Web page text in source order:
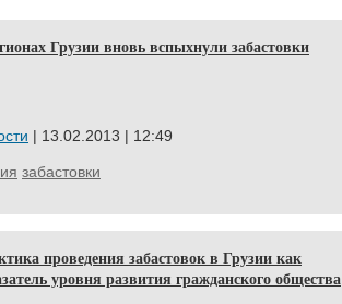
Грузии вновь вспыхнули забастовки
| 13.02.2013 | 12:49
забастовки
проведения забастовок в Грузии как
уровня развития гражданского общества